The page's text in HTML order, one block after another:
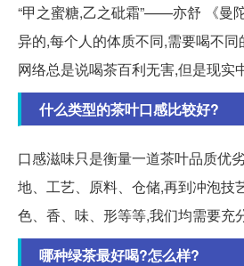
“甲之蜜糖,乙之砒霜”——亦舒 《曼
异的,每个人的体质不同,需要喝不
网络总是说喝茶百利无害,但是现实
什么类型的茶叶口感比较好?
口感滋味只是衡量一道茶叶品质优
地、工艺、原料、仓储,再到冲泡技
色、香、味、形等等,我们均需要充
哪种绿茶最好喝?怎么样?